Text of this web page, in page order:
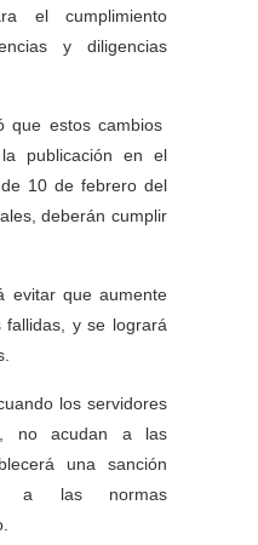
el cumplimiento
y diligencias
que estos cambios
publicación en el
10 de febrero del
deberán cumplir
evitar que aumente
y se logrará
los servidores
no acudan a las
una sanción
a las normas